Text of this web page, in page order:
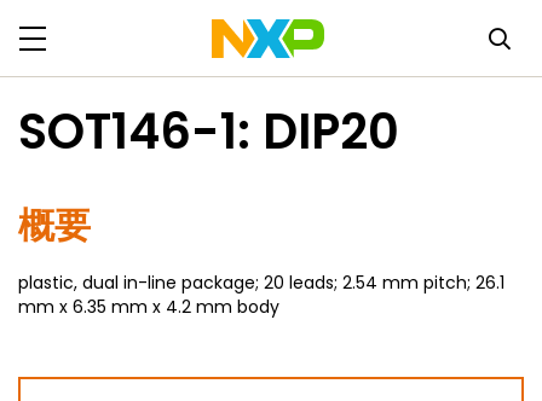
SOT146-1: DIP20
概要
plastic, dual in-line package; 20 leads; 2.54 mm pitch; 26.1
mm x 6.35 mm x 4.2 mm body